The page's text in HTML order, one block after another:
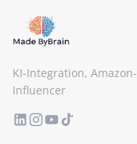
KI-Integration,
Influencer